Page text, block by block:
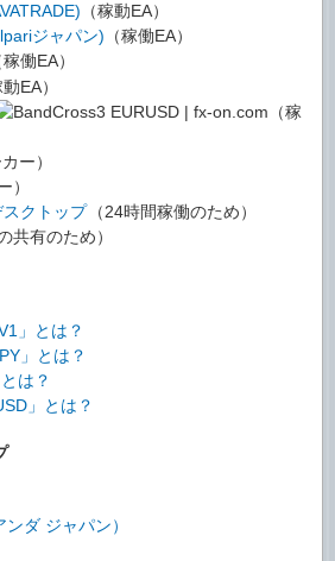
（稼動EA）
ジャパン) （稼働EA）
稼働EA）
動EA）
（稼
ー）
）
クトップ （24時間稼働のため）
共有のため）
」とは？
」とは？
は？
」とは？
ダ ジャパン）